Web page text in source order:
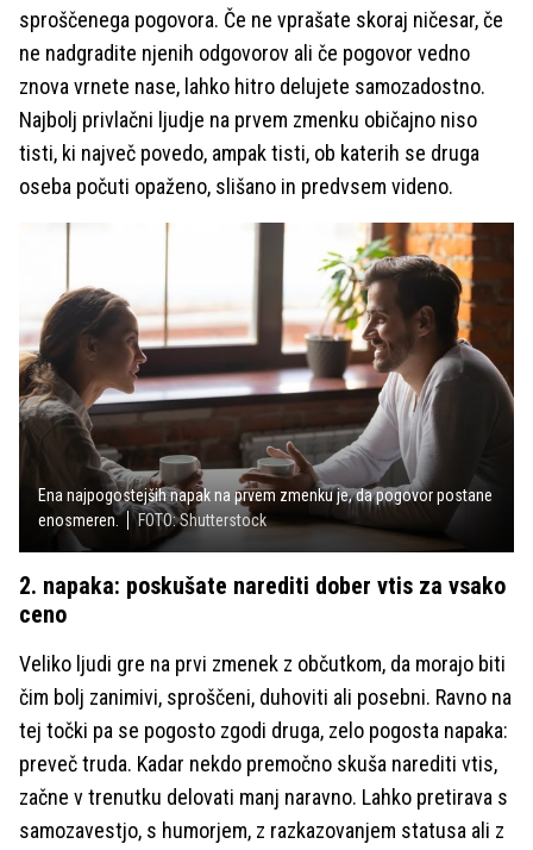
sproščenega pogovora. Če ne vprašate skoraj ničesar, če
ne nadgradite njenih odgovorov ali če pogovor vedno
znova vrnete nase, lahko hitro delujete samozadostno.
Najbolj privlačni ljudje na prvem zmenku običajno niso
tisti, ki največ povedo, ampak tisti, ob katerih se druga
oseba počuti opaženo, slišano in predvsem videno.
Ena najpogostejših napak na prvem zmenku je, da pogovor postane
enosmeren.
FOTO: Shutterstock
2. napaka: poskušate narediti dober vtis za vsako
ceno
Veliko ljudi gre na prvi zmenek z občutkom, da morajo biti
čim bolj zanimivi, sproščeni, duhoviti ali posebni. Ravno na
tej točki pa se pogosto zgodi druga, zelo pogosta napaka:
preveč truda. Kadar nekdo premočno skuša narediti vtis,
začne v trenutku delovati manj naravno. Lahko pretirava s
samozavestjo, s humorjem, z razkazovanjem statusa ali z